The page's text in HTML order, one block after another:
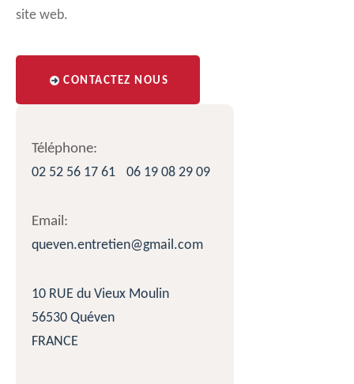
site web.
CONTACTEZ NOUS
Téléphone:
02 52 56 17 61
06 19 08 29 09
Email:
queven.entretien@gmail.com
10 RUE du Vieux Moulin
56530 Quéven
FRANCE